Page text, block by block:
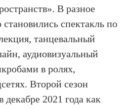
В разное
спектакль по
танцевальный
аудиовизуальный
в ролях,
Второй сезон
2021 года как